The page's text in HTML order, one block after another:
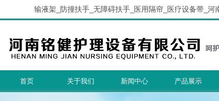
输液架_防撞扶手_无障碍扶手_医用隔帘_医疗设备带_河
首页 关于我们 新闻中心 产品展示